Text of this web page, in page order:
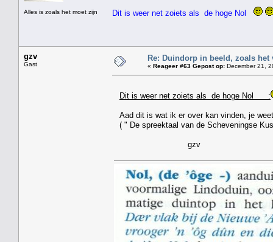
Alles is zoals het moet zijn Dit is weer net zoiets als de hoge Nol
gzv
Gast
Re: Duindorp in beeld, zoals het
« Reageer #63 Gepost op: December 21,
Dit is weer net zoiets als de hoge Nol :
Aad dit is wat ik er over kan vinden, je
( " De spreektaal van de Scheveningse
gzv